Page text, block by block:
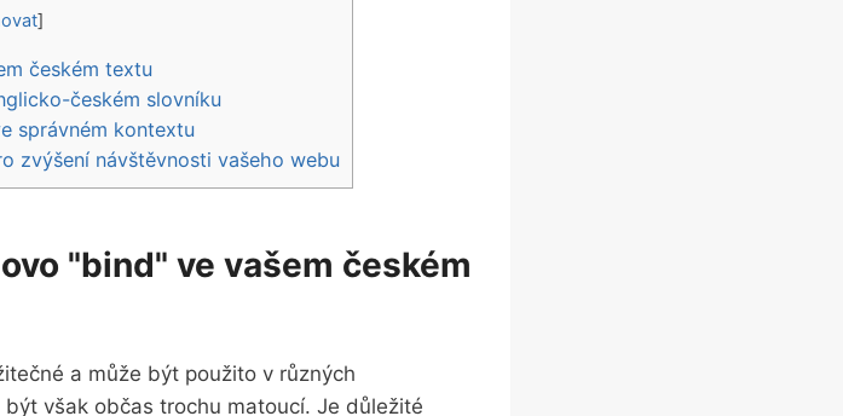
]
českém textu
českém ⁣slovníku
správném kontextu
⁤zvýšení návštěvnosti vašeho webu
"bind" ve vašem českém
a může být použito v různých
však občas ⁣trochu matoucí. Je důležité